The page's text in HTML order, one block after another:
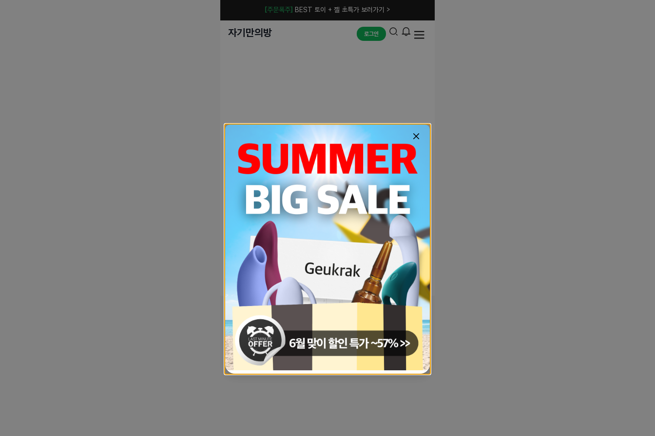
[주문폭주] BEST 토이 + 젤 초특가 보러가기 >
자기만의방 로그인
예상치 못한 에러입니다.